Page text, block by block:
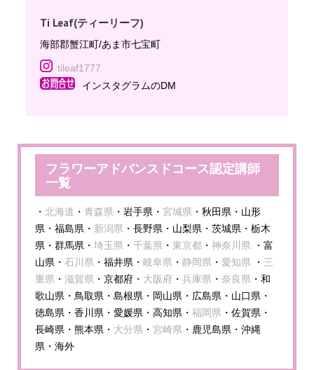
Ti Leaf(ティーリーフ)
海部郡蟹江町/あま市七宝町
tileaf1777
インスタグラムのDM
フラワーアドバンスドコース認定講師
一覧
・ 北海道 ・ 青森県 ・岩手県・ 宮城県 ・秋田県・山形
県・福島県・ 新潟県 ・長野県・山梨県・茨城県・栃木
県・群馬県・ 埼玉県 ・ 千葉県 ・ 東京都 ・ 神奈川県 ・富
山県・ 石川県 ・福井県・ 岐阜県 ・ 静岡県 ・ 愛知県 ・ 三
重県 ・ 滋賀県 ・京都府・ 大阪府 ・ 兵庫県 ・ 奈良県 ・和
歌山県・鳥取県・島根県・岡山県・広島県・山口県・
徳島県・香川県・愛媛県・高知県・ 福岡県 ・佐賀県・
長崎県・熊本県・ 大分県 ・ 宮崎県 ・鹿児島県・沖縄
県・海外